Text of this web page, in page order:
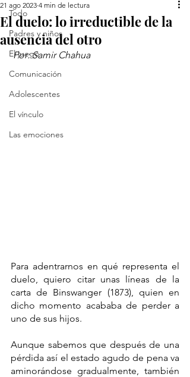
Todo
Padres y niños
El juego
Comunicación
Adolescentes
El vínculo
Las emociones
El duelo: lo irreductible de la
ausencia del otro
21 ago 2023 4 min de lectura
Por: Samir Chahua
Para adentrarnos en qué representa el
duelo, quiero citar unas líneas de la
carta de Binswanger (1873), quien en
dicho momento acababa de perder a
uno de sus hijos.
Aunque sabemos que después de una
pérdida así el estado agudo de pena va
aminorándose gradualmente, también